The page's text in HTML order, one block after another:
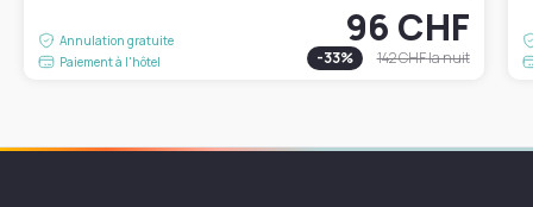
Annulation gratuite
Paiement à l'hôtel
96 CHF
-33% 142 CHFla nuit